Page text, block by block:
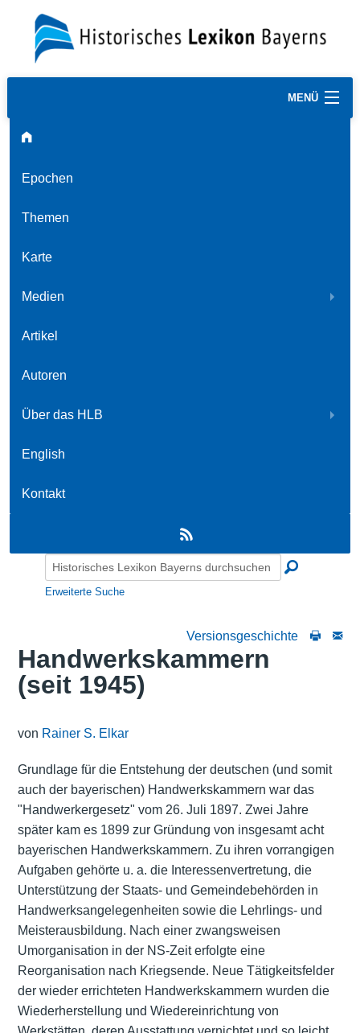
MENÜ
Epochen
Themen
Karte
Medien
Artikel
Autoren
Über das HLB
English
Kontakt
Erweiterte Suche
Versionsgeschichte
Handwerkskammern
(seit 1945)
von Rainer S. Elkar
Grundlage für die Entstehung der deutschen (und somit
auch der bayerischen) Handwerkskammern war das
"Handwerkergesetz" vom 26. Juli 1897. Zwei Jahre
später kam es 1899 zur Gründung von insgesamt acht
bayerischen Handwerkskammern. Zu ihren vorrangigen
Aufgaben gehörte u. a. die Interessenvertretung, die
Unterstützung der Staats- und Gemeindebehörden in
Handwerksangelegenheiten sowie die Lehrlings- und
Meisterausbildung. Nach einer zwangsweisen
Umorganisation in der NS-Zeit erfolgte eine
Reorganisation nach Kriegsende. Neue Tätigkeitsfelder
der wieder errichteten Handwerkskammern wurden die
Wiederherstellung und Wiedereinrichtung von